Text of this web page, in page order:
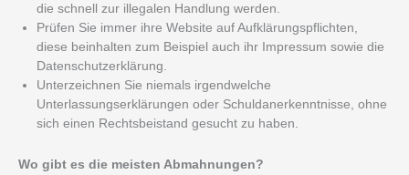
die schnell zur illegalen Handlung werden.
Prüfen Sie immer ihre Website auf Aufklärungspflichten,
diese beinhalten zum Beispiel auch ihr Impressum sowie die
Datenschutzerklärung.
Unterzeichnen Sie niemals irgendwelche
Unterlassungserklärungen oder Schuldanerkenntnisse, ohne
sich einen Rechtsbeistand gesucht zu haben.
Wo gibt es die meisten Abmahnungen?